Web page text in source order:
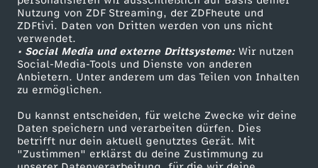
Nutzung von ZDF Streaming, der ZDFheute und
ZDFtivi. Daten von Dritten werden von uns nicht
verwendet.
• Social Media und externe Drittsysteme:Wir nutzen
Social-Media-Tools und Dienste von anderen
Anbietern. Unter anderem um das Teilen von Inhalten
zu ermöglichen.
Du kannst entscheiden, für welche Zwecke wir deine
Daten speichern und verarbeiten dürfen. Dies
betrifft nur dein aktuell genutztes Gerät. Mit
"Zustimmen" erklärst du deine Zustimmung zu
i
t
z
u
ZDF Unternehmen
Karriere
ZDF goes Schule
Werbefernsehen